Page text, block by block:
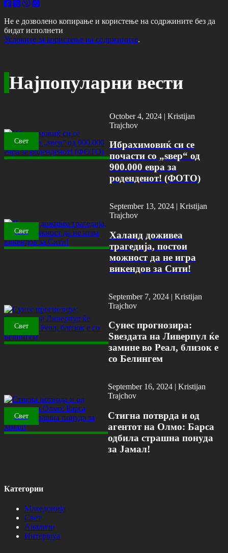
Не е дозволено копирање и користење на содржините без да
бидат исполнети
Условите за користење на содржините.
Најпопуларни вести
Свет
October 4, 2024 |Kristijan
Trajchov
Ибрахимовиќ си се
почасти со „ѕвер“ од
900.000 евра за
роденденот! (ФОТО)
Свет
September 13, 2024 | Kristijan
Trajchov
Халанд доживеа
трагедија, постои
можност да не игра
викендов за Сити!
Свет
September 7, 2024 | Kristijan
Trajchov
Сунес прогнозира:
Ѕвездата на Ливерпул ќе
замине во Реал, близок е
со Белингем
Свет
September 16, 2024 | Kristijan
Trajchov
Стигна потврда и од
агентот на Олмо: Барса
одбила страшна понуда
за Јамал!
Категории
Македонија
Свет
Анализи
Интервјуа